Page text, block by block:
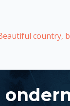
country,